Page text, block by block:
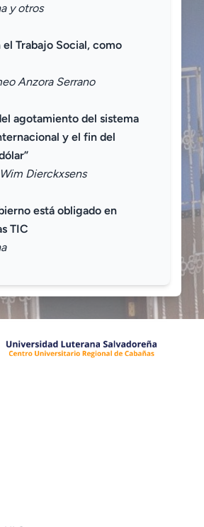
y otros
Trabajo Social, como
Anzora Serrano
agotamiento del sistema
y el fin del
Dierckxsens
está obligado en
TIC